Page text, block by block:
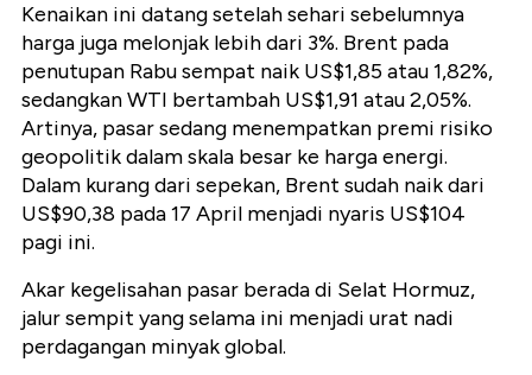
Kenaikan ini datang setelah sehari sebelumnya
harga juga melonjak lebih dari 3%. Brent pada
penutupan Rabu sempat naik US$1,85 atau 1,82%,
sedangkan WTI bertambah US$1,91 atau 2,05%.
Artinya, pasar sedang menempatkan premi risiko
geopolitik dalam skala besar ke harga energi.
Dalam kurang dari sepekan, Brent sudah naik dari
US$90,38 pada 17 April menjadi nyaris US$104
pagi ini.
Akar kegelisahan pasar berada di Selat Hormuz,
jalur sempit yang selama ini menjadi urat nadi
perdagangan minyak global.